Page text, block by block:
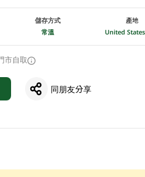
儲存方式
常溫
產地
United
市自取
同朋友分享